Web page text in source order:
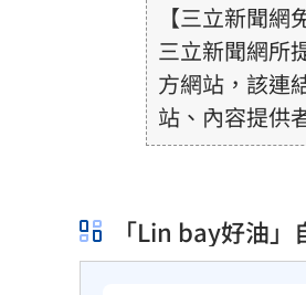
【三立新聞網
三立新聞網所
方網站，該連
站、內容提供
或合法性。三
用者自負全責
「Lin bay好油